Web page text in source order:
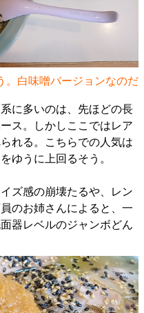
。白味噌バージョンなのだ
に多いのは、先ほどの長
ス。しかしここではレア
れる。こちらでの人気は
ゆうに上回るそう。
ズ感の崩壊たるや、レン
のお姉さんによると、一
器レベルのジャンボどん